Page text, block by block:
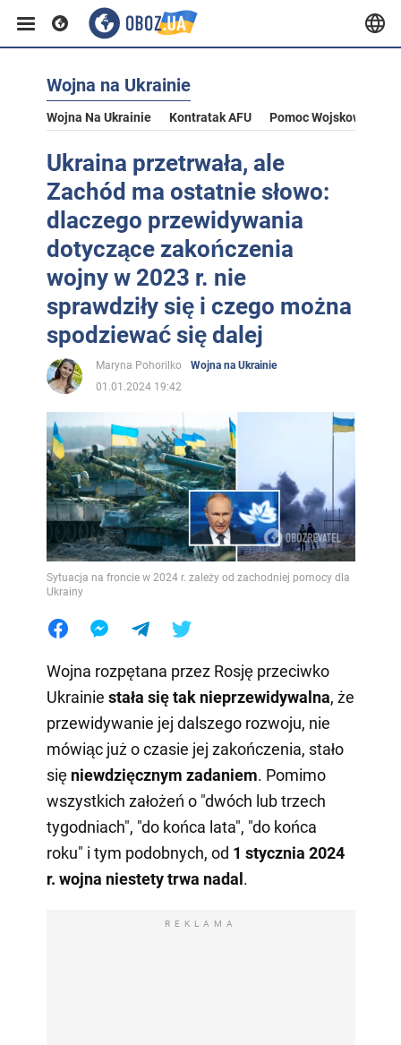
Wojna na Ukrainie
Wojna Na Ukrainie Kontratak AFU Pomoc Wojskowa Dla
Ukraina przetrwała, ale
Zachód ma ostatnie słowo:
dlaczego przewidywania
dotyczące zakończenia
wojny w 2023 r. nie
sprawdziły się i czego można
spodziewać się dalej
Maryna Pohorilko
Wojna na Ukrainie
01.01.2024 19:42
Sytuacja na froncie w 2024 r. zależy od zachodniej pomocy dla
Ukrainy
Wojna rozpętana przez Rosję przeciwko
Ukrainie stała się tak nieprzewidywalna, że
przewidywanie jej dalszego rozwoju, nie
mówiąc już o czasie jej zakończenia, stało
sięniewdzięcznym zadaniem. Pomimo
wszystkich założeń o "dwóch lub trzech
tygodniach", "do końca lata", "do końca
roku" i tym podobnych, od 1 stycznia 2024
r. wojna niestety trwa nadal.
REKLAMA